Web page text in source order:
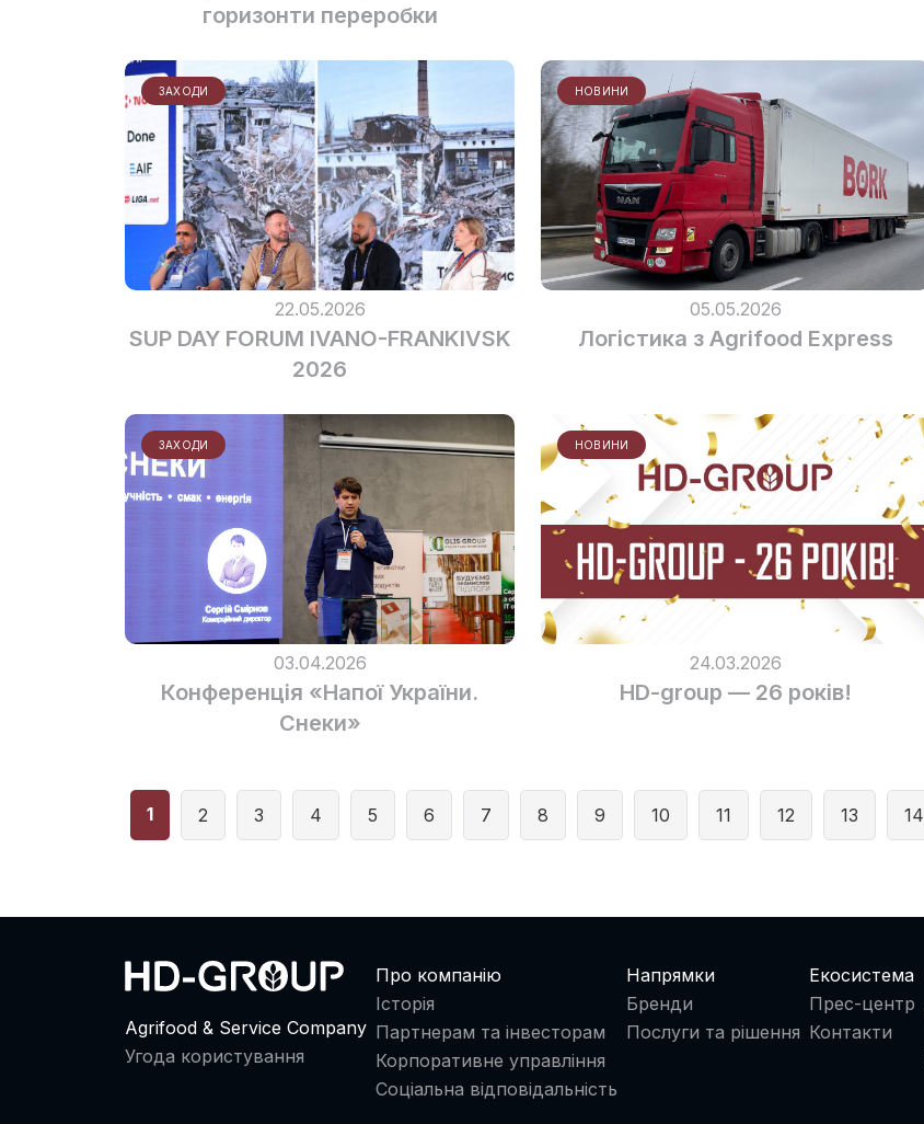
горизонти переробки
ЗАХОДИ
22.05.2026
SUP DAY FORUM IVANO-FRANKIVSK
2026
НОВИНИ
05.05.2026
Логістика з Agrifood Express
ЗАХОДИ
03.04.2026
Конференція «Напої України.
Снеки»
НОВИНИ
24.03.2026
HD-group — 26 років!
1 2 3 4 5 6 7 8 9 10 11 12 13 14
Agrifood & Service Company
Угода користування
Про компанію
Історія
Партнерам та інвесторам
Корпоративне управління
Соціальна відповідальність
Напрямки
Бренди
Послуги та рішення
Екосистема
Прес-центр
Контакти